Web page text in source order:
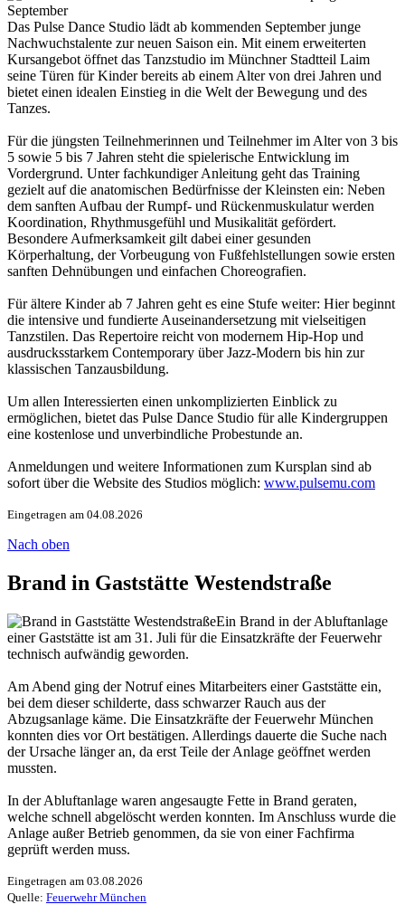
Das Pulse Dance Studio lädt ab kommenden September junge
Nachwuchstalente zur neuen Saison ein. Mit einem erweiterten
Kursangebot öffnet das Tanzstudio im Münchner Stadtteil Laim
seine Türen für Kinder bereits ab einem Alter von drei Jahren und
bietet einen idealen Einstieg in die Welt der Bewegung und des
Tanzes.
Für die jüngsten Teilnehmerinnen und Teilnehmer im Alter von 3 bis
5 sowie 5 bis 7 Jahren steht die spielerische Entwicklung im
Vordergrund. Unter fachkundiger Anleitung geht das Training
gezielt auf die anatomischen Bedürfnisse der Kleinsten ein: Neben
dem sanften Aufbau der Rumpf- und Rückenmuskulatur werden
Koordination, Rhythmusgefühl und Musikalität gefördert.
Besondere Aufmerksamkeit gilt dabei einer gesunden
Körperhaltung, der Vorbeugung von Fußfehlstellungen sowie ersten
sanften Dehnübungen und einfachen Choreografien.
Für ältere Kinder ab 7 Jahren geht es eine Stufe weiter: Hier beginnt
die intensive und fundierte Auseinandersetzung mit vielseitigen
Tanzstilen. Das Repertoire reicht von modernem Hip-Hop und
ausdrucksstarkem Contemporary über Jazz-Modern bis hin zur
klassischen Tanzausbildung.
Um allen Interessierten einen unkomplizierten Einblick zu
ermöglichen, bietet das Pulse Dance Studio für alle Kindergruppen
eine kostenlose und unverbindliche Probestunde an.
Anmeldungen und weitere Informationen zum Kursplan sind ab
sofort über die Website des Studios möglich: www.pulsemu.com
Eingetragen am 04.08.2026
Nach oben
Brand in Gaststätte Westendstraße
Ein Brand in der Abluftanlage
einer Gaststätte ist am 31. Juli für die Einsatzkräfte der Feuerwehr
technisch aufwändig geworden.
Am Abend ging der Notruf eines Mitarbeiters einer Gaststätte ein,
bei dem dieser schilderte, dass schwarzer Rauch aus der
Abzugsanlage käme. Die Einsatzkräfte der Feuerwehr München
konnten dies vor Ort bestätigen. Allerdings dauerte die Suche nach
der Ursache länger an, da erst Teile der Anlage geöffnet werden
mussten.
In der Abluftanlage waren angesaugte Fette in Brand geraten,
welche schnell abgelöscht werden konnten. Im Anschluss wurde die
Anlage außer Betrieb genommen, da sie von einer Fachfirma
geprüft werden muss.
Eingetragen am 03.08.2026
Quelle: Feuerwehr München